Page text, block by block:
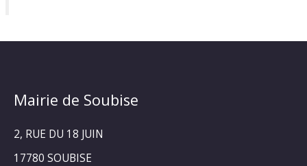
Mairie de Soubise
2, RUE DU 18 JUIN
17780 SOUBISE